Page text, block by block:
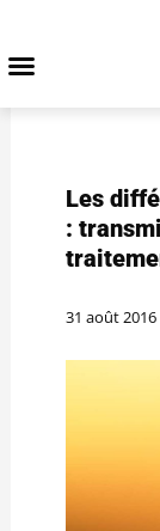
Les
:
31 août 2016